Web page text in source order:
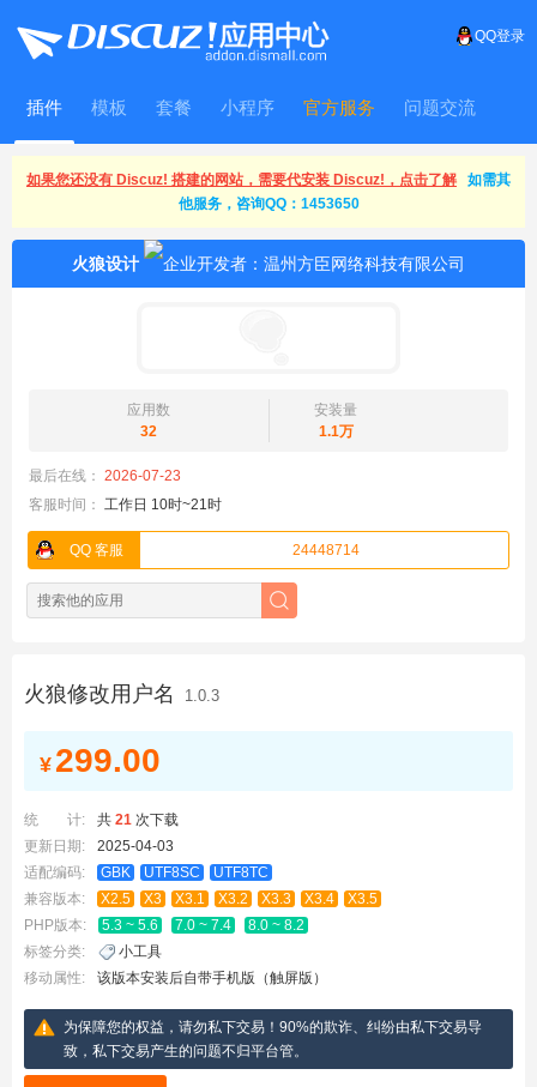
QQ登录
插件 模板 套餐 小程序 官方服务 问题交流
WitFrame
如果您还没有 Discuz! 搭建的网站，需要代安装 Discuz!，点击了解
如需其
他服务，咨询QQ：1453650
火狼设计
应用数
32
安装量
1.1万
最后在线： 2026-07-23
客服时间： 工作日 10时~21时
QQ 客服 24448714
火狼修改用户名 1.0.3
¥ 299.00
统 计: 共 21 次下载
更新日期:
2025-04-03
适配编码:
GBK UTF8SC
UTF8TC
兼容版本:
X2.5 X3 X3.1 X3.2 X3.3 X3.4
X3.5
PHP版本:
5.3 ~ 5.6 7.0 ~ 7.4
8.0 ~ 8.2
标签分类:
小工具
移动属性:
该版本安装后自带手机版（触屏版）
为保障您的权益，请勿私下交易！90%的欺诈、纠纷由私下交易导
致，私下交易产生的问题不归平台管。